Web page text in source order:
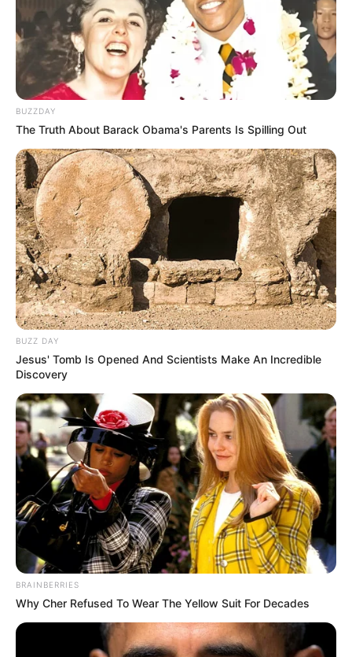
BUZZDAY
The Truth About Barack Obama's Parents Is Spilling Out
BUZZ DAY
Jesus' Tomb Is Opened And Scientists Make An Incredible
Discovery
BRAINBERRIES
Why Cher Refused To Wear The Yellow Suit For Decades